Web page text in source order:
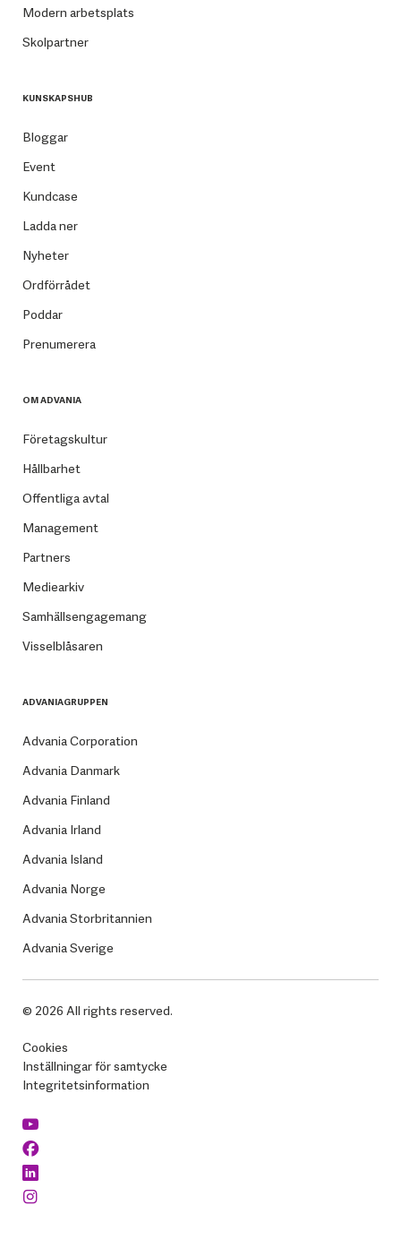
Modern arbetsplats
Skolpartner
KUNSKAPSHUB
Bloggar
Event
Kundcase
Ladda ner
Nyheter
Ordförrådet
Poddar
Prenumerera
OM ADVANIA
Företagskultur
Hållbarhet
Offentliga avtal
Management
Partners
Mediearkiv
Samhällsengagemang
Visselblåsaren
ADVANIAGRUPPEN
Advania Corporation
Advania Danmark
Advania Finland
Advania Irland
Advania Island
Advania Norge
Advania Storbritannien
Advania Sverige
© 2026 All rights reserved.
Cookies
Inställningar för samtycke
Integritetsinformation